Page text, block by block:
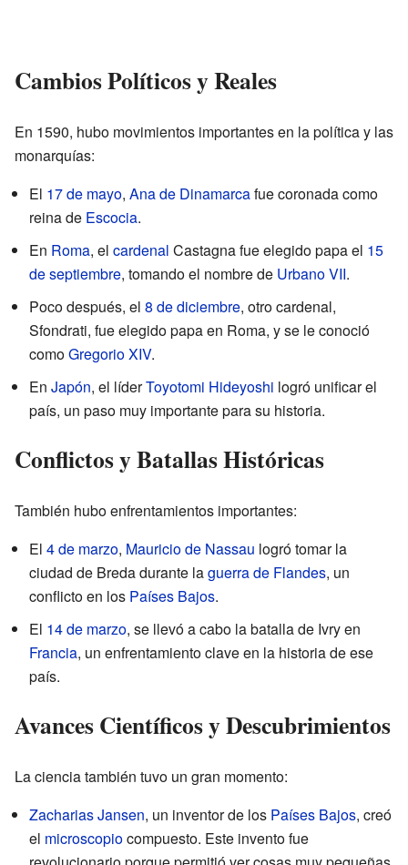
Cambios Políticos y Reales
En 1590, hubo movimientos importantes en la política y las
monarquías:
El 17 de mayo, Ana de Dinamarcafue coronada como
reina de Escocia.
En Roma, el cardenal Castagna fue elegido papa el 15
de septiembre, tomando el nombre de Urbano VII.
Poco después, el 8 de diciembre, otro cardenal,
Sfondrati, fue elegido papa en Roma, y se le conoció
comoGregorio XIV.
En Japón, el líderToyotomi Hideyoshi logró unificar el
país, un paso muy importante para su historia.
Conflictos y Batallas Históricas
También hubo enfrentamientos importantes:
El 4 de marzo, Mauricio de Nassau logró tomar la
ciudad de Breda durante laguerra de Flandes, un
conflicto en los Países Bajos.
El 14 de marzo, se llevó a cabo la batalla de Ivry en
Francia, un enfrentamiento clave en la historia de ese
país.
Avances Científicos y Descubrimientos
La ciencia también tuvo un gran momento:
Zacharias Jansen, un inventor de los Países Bajos, creó
el microscopiocompuesto. Este invento fue